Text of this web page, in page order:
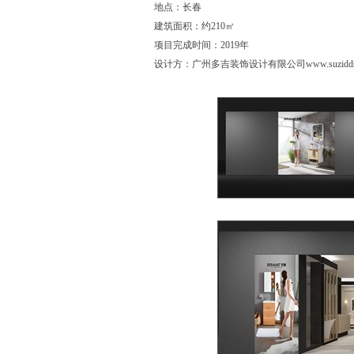
地点：长春
建筑面积：约210㎡
项目完成时间：2019年
设计方：广州多吉装饰设计有限公司